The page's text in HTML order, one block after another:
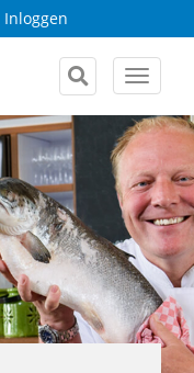
Inloggen
Toggle